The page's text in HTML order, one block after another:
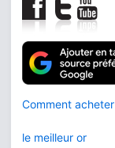
Comment acheter
le meilleur or